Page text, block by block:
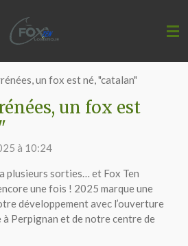
un fox est né, "catalan"
un fox est
à 10:24
plusieurs sorties… et Fox Ten
une fois ! 2025 marque une
développement avec l’ouverture
à Perpignan et de notre centre de